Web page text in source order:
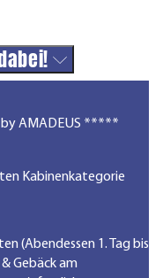
by AMADEUS *****
Kabinenkategorie
(Abendessen 1. Tag bis
& Gebäck am